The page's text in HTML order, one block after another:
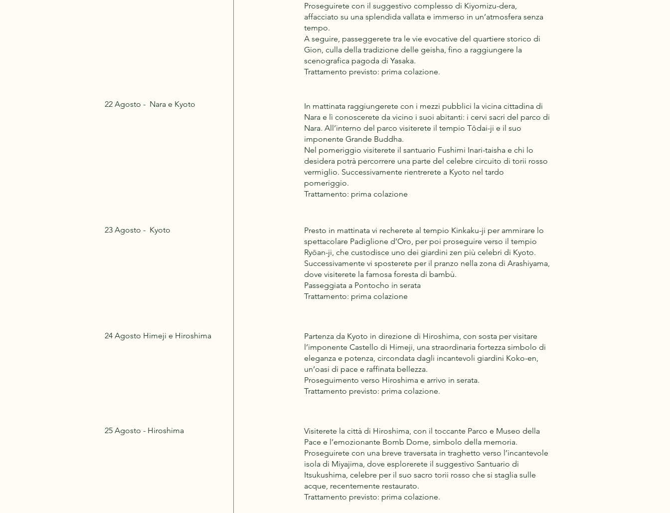
22 Agosto - Nara e Kyoto
23 Agosto - Kyoto
24 Agosto Himeji e Hiroshima
25 Agosto - Hiroshima
Proseguirete con il suggestivo complesso di Kiyomizu-dera,
affacciato su una splendida vallata e immerso in un’atmosfera senza
tempo.
A seguire, passeggerete tra le vie evocative del quartiere storico di
Gion, culla della tradizione delle geisha, fino a raggiungere la
scenografica pagoda di Yasaka.
Trattamento previsto: prima colazione.
In mattinata raggiungerete con i mezzi pubblici la vicina cittadina di
Nara e lì conoscerete da vicino i suoi abitanti: i cervi sacri del parco di
Nara. All’interno del parco visiterete il tempio Tōdai-ji e il suo
imponente Grande Buddha.
Nel pomeriggio visiterete il santuario Fushimi Inari-taisha e chi lo
desidera potrà percorrere una parte del celebre circuito di torii rosso
vermiglio. Successivamente rientrerete a Kyoto nel tardo
pomeriggio.
Trattamento: prima colazione
Presto in mattinata vi recherete al tempio Kinkaku-ji per ammirare lo
spettacolare Padiglione d’Oro, per poi proseguire verso il tempio
Ryōan-ji, che custodisce uno dei giardini zen più celebri di Kyoto.
Successivamente vi sposterete per il pranzo nella zona di Arashiyama,
dove visiterete la famosa foresta di bambù.
Passeggiata a Pontocho in serata
Trattamento: prima colazione
Partenza da Kyoto in direzione di Hiroshima, con sosta per visitare
l’imponente Castello di Himeji, una straordinaria fortezza simbolo di
eleganza e potenza, circondata dagli incantevoli giardini Koko-en,
un’oasi di pace e raffinata bellezza.
Proseguimento verso Hiroshima e arrivo in serata.
Trattamento previsto: prima colazione.
Visiterete la città di Hiroshima, con il toccante Parco e Museo della
Pace e l’emozionante Bomb Dome, simbolo della memoria.
Proseguirete con una breve traversata in traghetto verso l’incantevole
isola di Miyajima, dove esplorerete il suggestivo Santuario di
Itsukushima, celebre per il suo sacro torii rosso che si staglia sulle
acque, recentemente restaurato.
Trattamento previsto: prima colazione.